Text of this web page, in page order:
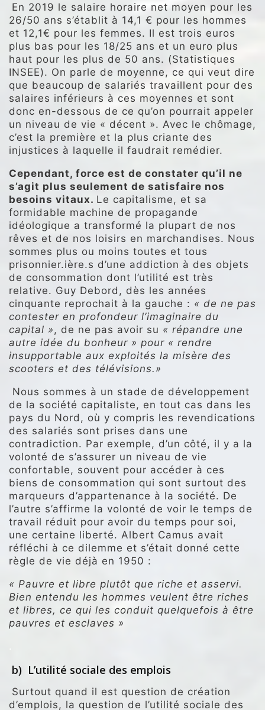
En 2019 le salaire horaire net moyen pour les
26/50 ans s’établit à 14,1 € pour les hommes
et 12,1€ pour les femmes. Il est trois euros
plus bas pour les 18/25 ans et un euro plus
haut pour les plus de 50 ans. (Statistiques
INSEE). On parle de moyenne, ce qui veut dire
que beaucoup de salariés travaillent pour des
salaires inférieurs à ces moyennes et sont
donc en-dessous de ce qu’on pourrait appeler
un niveau de vie « décent ». Avec le chômage,
c’est la première et la plus criante des
injustices à laquelle il faudrait remédier.
Cependant, force est de constater qu’il ne
s’agit plus seulement de satisfaire nos
besoins vitaux. Le capitalisme, et sa
formidable machine de propagande
idéologique a transformé la plupart de nos
rêves et de nos loisirs en marchandises. Nous
sommes plus ou moins toutes et tous
prisonnier.ière.s d’une addiction à des objets
de consommation dont l’utilité est très
relative. Guy Debord, dès les années
cinquante reprochait à la gauche : « de ne pas
contester en profondeur l’imaginaire du
capital » , de ne pas avoir su « répandre une
autre idée du bonheur » pour « rendre
insupportable aux exploités la misère des
scooters et des télévisions.»
Nous sommes à un stade de développement
de la société capitaliste, en tout cas dans les
pays du Nord, où y compris les revendications
des salariés sont prises dans une
contradiction. Par exemple, d’un côté, il y a la
volonté de s’assurer un niveau de vie
confortable, souvent pour accéder à ces
biens de consommation qui sont surtout des
marqueurs d’appartenance à la société. De
l’autre s’affirme la volonté de voir le temps de
travail réduit pour avoir du temps pour soi,
une certaine liberté. Albert Camus avait
réfléchi à ce dilemme et s’était donné cette
règle de vie déjà en 1950 :
« Pauvre et libre plutôt que riche et asservi.
Bien entendu les hommes veulent être riches
et libres, ce qui les conduit quelquefois à être
pauvres et esclaves »
b) L’utilité sociale des emplois
Surtout quand il est question de création
d’emplois, la question de l’utilité sociale des